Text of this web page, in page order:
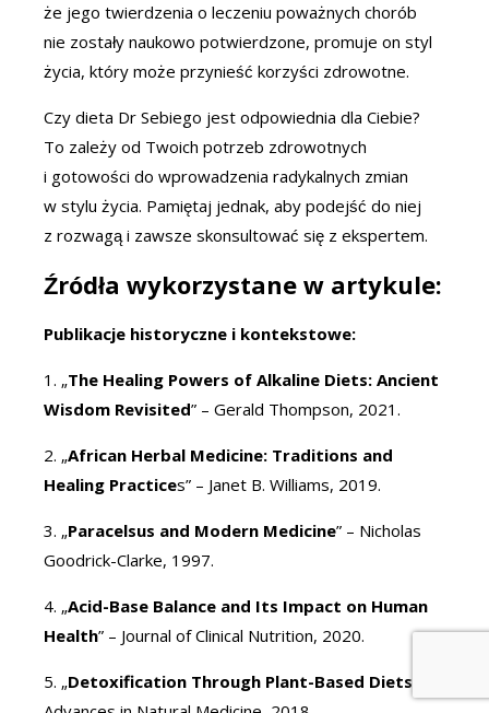
że jego twierdzenia o leczeniu poważnych chorób
nie zostały naukowo potwierdzone, promuje on styl
życia, który może przynieść korzyści zdrowotne.
Czy dieta Dr Sebiego jest odpowiednia dla Ciebie?
To zależy od Twoich potrzeb zdrowotnych
i gotowości do wprowadzenia radykalnych zmian
w stylu życia. Pamiętaj jednak, aby podejść do niej
z rozwagą i zawsze skonsultować się z ekspertem.
Źródła wykorzystane w artykule:
Publikacje historyczne i kontekstowe:
1. „The Healing Powers of Alkaline Diets: Ancient
Wisdom Revisited” – Gerald Thompson, 2021.
2. „African Herbal Medicine: Traditions and
Healing Practices” – Janet B. Williams, 2019.
3. „Paracelsus and Modern Medicine” – Nicholas
Goodrick-Clarke, 1997.
4. „Acid-Base Balance and Its Impact on Human
Health” – Journal of Clinical Nutrition, 2020.
5. „Detoxification Through Plant-Based Diets